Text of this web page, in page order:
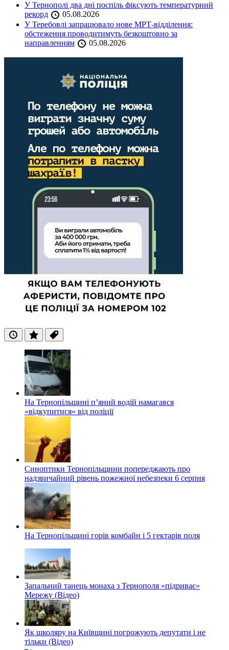
У Тернополі два дні поспіль фіксують температурний
рекорд
05.08.2026
У Теребовлі запрацювало нове МРТ-відділення:
обстеження проводитимуть безкоштовно за
направленням
05.08.2026
ОстанніПопулярні
Теги
На Тернопільщині п’яний водій намагався
«відкупитися» від поліції
Синоптики Тернопільщини попереджають про
надзвичайний рівень пожежної небезпеки 6 серпня
На Тернопільщині горів комбайн і 5 гектарів поля
Запальний танець монаха з Тернополя «підриває»
Мережу (Відео)
Як школяру на Київщині погрожують депутати і не
тільки (Відео)